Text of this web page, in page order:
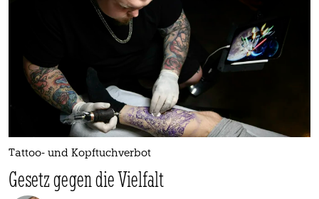
Tattoo- und Kopftuchverbot
Gesetz gegen die Vielfalt